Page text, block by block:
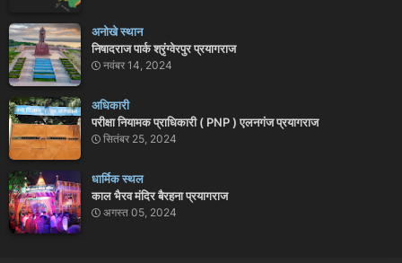
अनोखे स्थान
निषादराज पार्क श्रृंग्वेरपुर प्रयागराज
नवंबर 14, 2024
अधिकारी
परीक्षा नियामक प्राधिकारी ( PNP ) एलनगंज प्रयागराज
सितंबर 25, 2024
धार्मिक स्थल
काल भैरव मंदिर बैरहना प्रयागराज
अगस्त 05, 2024